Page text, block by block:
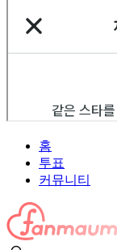
홈
투표
커뮤니티